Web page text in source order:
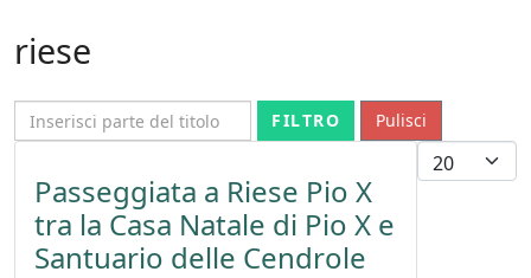
riese
Inserisci parte del titoloFILTRO Pulisci
Passeggiata a Riese Pio X
tra la Casa Natale di Pio X e
Santuario delle Cendrole